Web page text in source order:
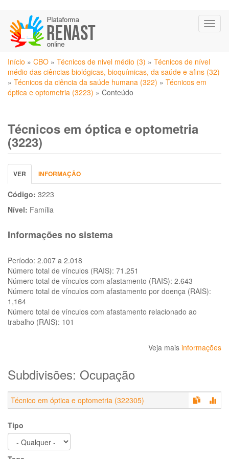
para
conteúdo
principal
Você
está
aqui
Início » CBO » Técnicos de nivel médio (3) » Técnicos de nível
médio das ciências biológicas, bioquímicas, da saúde e afins (32)
» Técnicos da ciência da saúde humana (322) » Técnicos em
óptica e optometria (3223) » Conteúdo
Técnicos em óptica e optometria
(3223)
Abas
primárias
VER (ABA
ATIVA)
INFORMAÇÃO
Código: 3223
Nível: Família
Informações no sistema
Período: 2.007 a 2.018
Número total de vínculos (RAIS): 71.251
Número total de vínculos com afastamento (RAIS): 2.643
Número total de vínculos com afastamento por doença (RAIS):
1,164
Número total de vínculos com afastamento relacionado ao
trabalho (RAIS): 101
Veja mais informações
Subdivisões: Ocupação
Técnico em óptica e optometria (322305)
Tipo